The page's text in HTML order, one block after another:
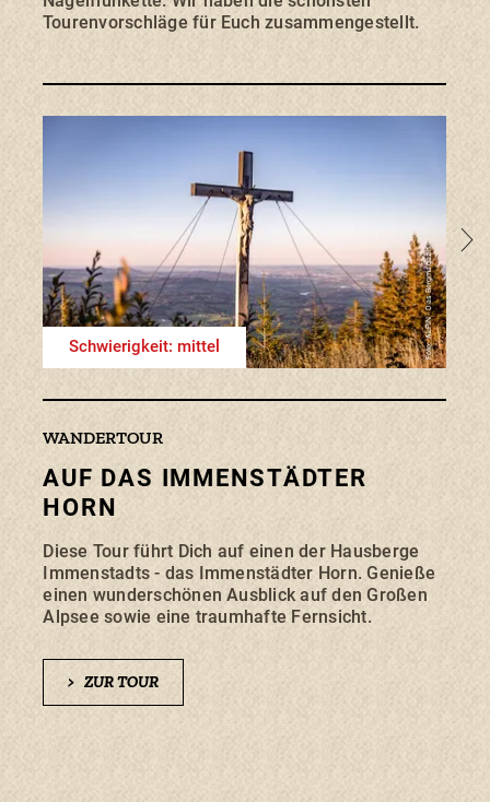
Tourenvorschläge für Euch zusammengestellt.
Foto: ALPIN - Das Bergmagazin.
Schwierigkeit: mittel
WANDERTOUR
AUF DAS IMMENSTÄDTER
HORN
Diese Tour führt Dich auf einen der Hausberge
Immenstadts - das Immenstädter Horn. Genieße
einen wunderschönen Ausblick auf den Großen
Alpsee sowie eine traumhafte Fernsicht.
>ZUR TOUR
und